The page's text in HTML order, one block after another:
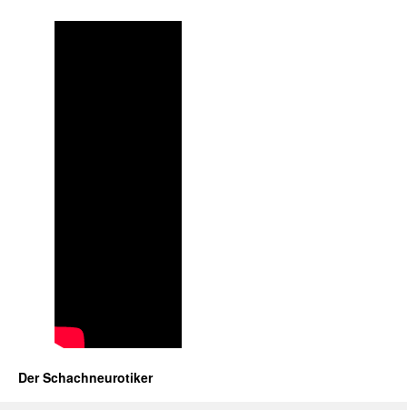
Der Schachneurotiker